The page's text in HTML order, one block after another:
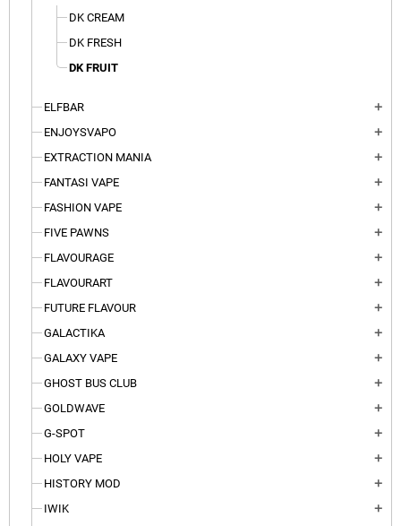
DK CREAM
DK FRESH
DK FRUIT
ELFBAR add
ENJOYSVAPO add
EXTRACTION MANIA add
FANTASI VAPE add
FASHION VAPE add
FIVE PAWNS add
FLAVOURAGE add
FLAVOURART add
FUTURE FLAVOUR add
GALACTIKA add
GALAXY VAPE add
GHOST BUS CLUB add
GOLDWAVE add
G-SPOT add
HOLY VAPE add
HISTORY MOD add
IWIK add